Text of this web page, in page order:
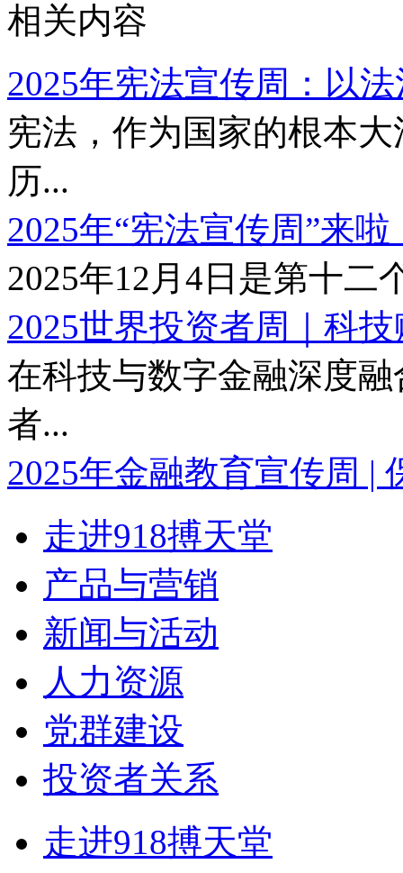
相关内容
2025年宪法宣传周：以
宪法，作为国家的根本
历...
2025年“宪法宣传周”来
2025年12月4日是第十二
2025世界投资者周｜科
在科技与数字金融深度
者...
2025年金融教育宣传周 |
走进918搏天堂
产品与营销
新闻与活动
人力资源
党群建设
投资者关系
走进918搏天堂